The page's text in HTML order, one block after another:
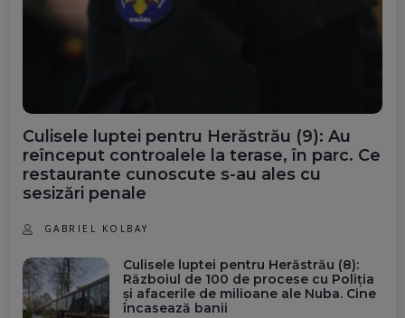
Culisele luptei pentru Herăstrău (9): Au
reînceput controalele la terase, în parc. Ce
restaurante cunoscute s-au ales cu
sesizări penale
GABRIEL KOLBAY
Culisele luptei pentru Herăstrău (8):
Războiul de 100 de procese cu Poliția
și afacerile de milioane ale Nuba. Cine
încasează banii